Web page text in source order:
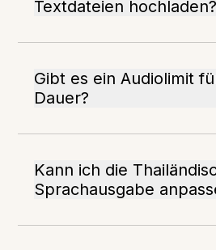
Textdateien hochladen?
Gibt es ein Audiolimit
Dauer?
Kann ich die
Sprachausgabe